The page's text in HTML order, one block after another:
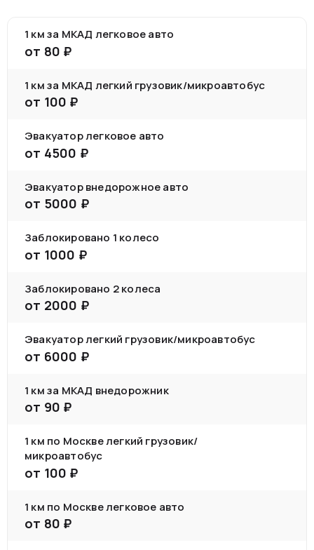
1 км за МКАД легковое авто
от 80 ₽
1 км за МКАД легкий грузовик/микроавтобус
от 100 ₽
Эвакуатор легковое авто
от 4500 ₽
Эвакуатор внедорожное авто
от 5000 ₽
Заблокировано 1 колесо
от 1000 ₽
Заблокировано 2 колеса
от 2000 ₽
Эвакуатор легкий грузовик/микроавтобус
от 6000 ₽
1 км за МКАД внедорожник
от 90 ₽
1 км по Москве легкий грузовик/
микроавтобус
от 100 ₽
1 км по Москве легковое авто
от 80 ₽